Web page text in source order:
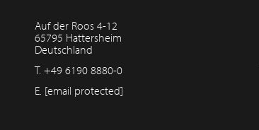
Auf der Roos 4-12
65795 Hattersheim
Deutschland
T. +49 6190 8880-0
E. [email protected]